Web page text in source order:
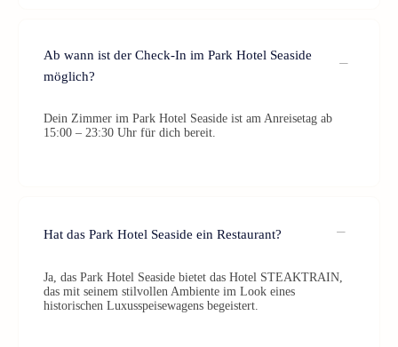
Ab wann ist der Check-In im Park Hotel Seaside
möglich?
Dein Zimmer im Park Hotel Seaside ist am Anreisetag ab
15:00 – 23:30 Uhr für dich bereit.
Hat das Park Hotel Seaside ein Restaurant?
Ja, das Park Hotel Seaside bietet das Hotel STEAKTRAIN,
das mit seinem stilvollen Ambiente im Look eines
historischen Luxusspeisewagens begeistert.